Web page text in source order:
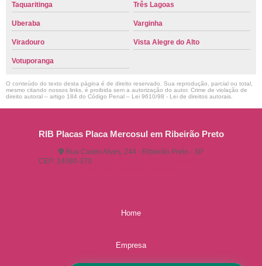
Taquaritinga Três Lagoas
Uberaba Varginha
Viradouro Vista Alegre do Alto
Votuporanga
O conteúdo do texto desta página é de direito reservado. Sua reprodução, parcial ou total,
mesmo citando nossos links, é proibida sem a autorização do autor. Crime de violação de
direito autoral – artigo 184 do Código Penal – Lei 9610/98 - Lei de direitos autorais
RIB Placas Placa Mercosul em Ribeirão Preto
Rua Castro Alves, 244 - Ribeirão Preto - SP
CEP: 14080-370
Home
Empresa